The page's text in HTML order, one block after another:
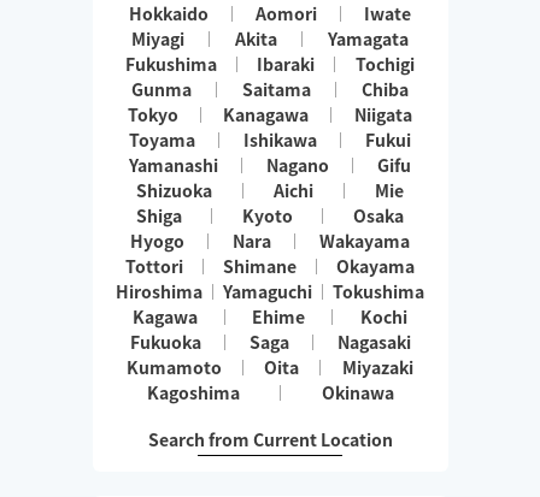
Hokkaido Aomori
Iwate
Miyagi
Akita
Yamagata
Fukushima
Ibaraki
Tochigi
Gunma
Saitama
Chiba
Tokyo
Kanagawa
Niigata
Toyama
Ishikawa
Fukui
Yamanashi
Nagano
Gifu
Shizuoka
Aichi
Mie
Shiga
Kyoto
Osaka
Hyogo
Nara
Wakayama
Tottori
Shimane
Okayama
Hiroshima
Yamaguchi
Tokushima
Kagawa
Ehime
Kochi
Fukuoka
Saga
Nagasaki
Kumamoto
Oita
Miyazaki
Kagoshima
Okinawa
Search from Current Location